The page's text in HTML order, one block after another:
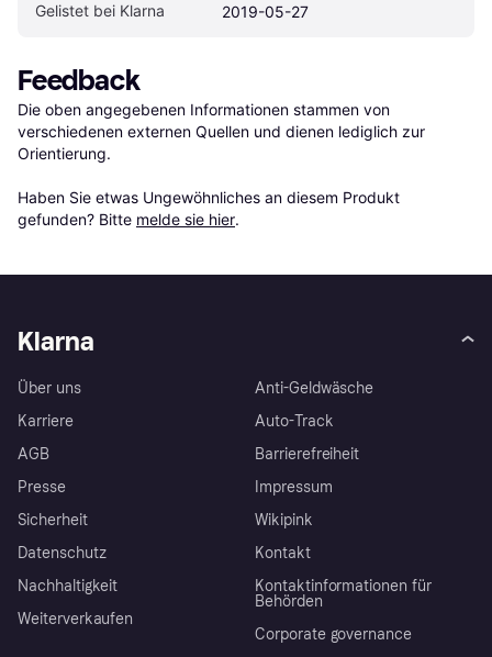
Gelistet bei Klarna 2019-05-27
Feedback
Die oben angegebenen Informationen stammen von
verschiedenen externen Quellen und dienen lediglich zur
Orientierung.
Haben Sie etwas Ungewöhnliches an diesem Produkt
gefunden? Bitte melde sie hier.
Klarna
Über uns
Karriere
AGB
Presse
Sicherheit
Datenschutz
Nachhaltigkeit
Weiterverkaufen
Anti-Geldwäsche
Auto-Track
Barrierefreiheit
Impressum
Wikipink
Kontakt
Kontaktinformationen für
Behörden
Corporate governance